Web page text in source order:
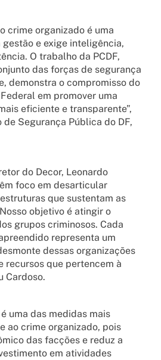
crime organizado é uma
e exige inteligência,
O trabalho da PCDF,
das forças de segurança
demonstra o compromisso do
em promover uma
eficiente e transparente”,
Segurança Pública do DF,
do Decor, Leonardo
foco em desarticular
que sustentam as
objetivo é atingir o
grupos criminosos. Cada
representa um
dessas organizações
recursos que pertencem à
Cardoso.
uma das medidas mais
ao crime organizado, pois
das facções e reduz a
em atividades